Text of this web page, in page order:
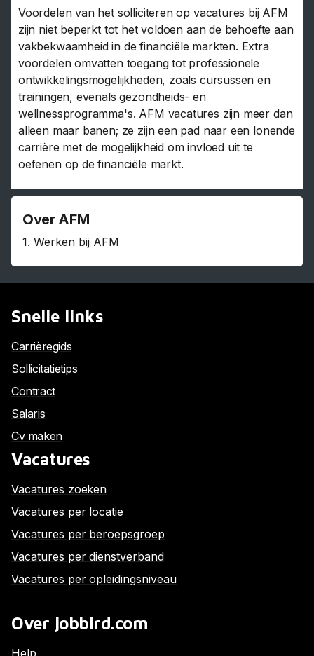
Over AFM
1. Werken bij AFM
Voordelen van het solliciteren op vacatures bij AFM
zijn niet beperkt tot het voldoen aan de behoefte aan
vakbekwaamheid in de financiële markten. Extra
voordelen omvatten toegang tot professionele
ontwikkelingsmogelijkheden, zoals cursussen en
trainingen, evenals gezondheids- en
wellnessprogramma's. AFM vacatures zijn meer dan
alleen maar banen; ze zijn een pad naar een lonende
carrière met de mogelijkheid om invloed uit te
oefenen op de financiële markt.
Snelle links
Carrièregids
Sollicitatietips
Contract
Salaris
Cv maken
Vacatures
Vacatures zoeken
Vacatures per locatie
Vacatures per beroepsgroep
Vacatures per dienstverband
Vacatures per opleidingsniveau
Over jobbird.com